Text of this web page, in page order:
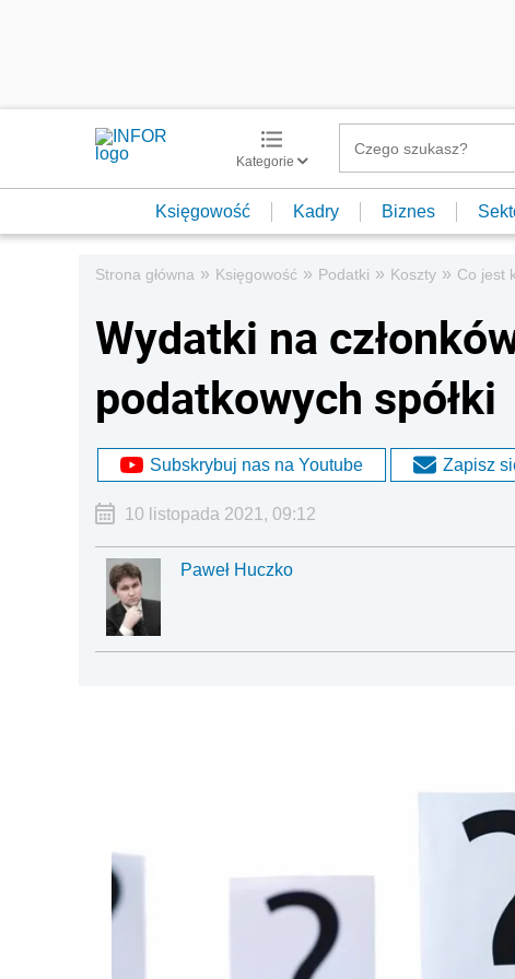
Kategorie
Księgowość Kadry Biznes
Strona główna » Księgowość » Podatki » Koszty » Co jest
Wydatki na
podatkowych spółki
Subskrybuj nas na Youtube Zapisz
10 listopada 2021, 09:12
Paweł Huczko